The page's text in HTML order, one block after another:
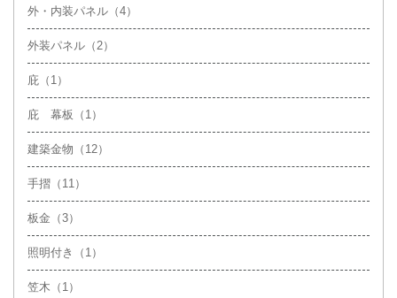
外・内装パネル（4）
外装パネル（2）
庇（1）
庇 幕板（1）
建築金物（12）
手摺（11）
板金（3）
照明付き（1）
笠木（1）